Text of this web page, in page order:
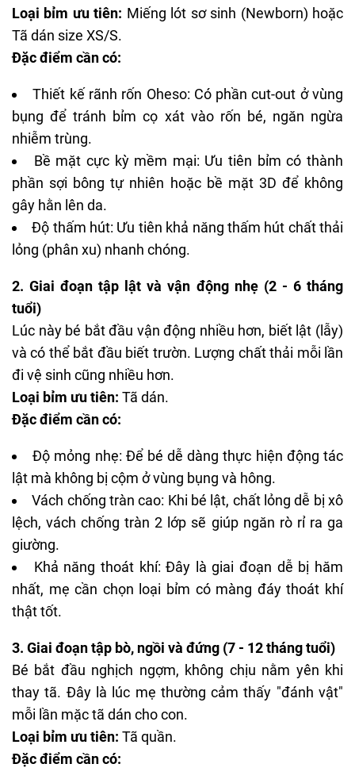
Loại bỉm ưu tiên: Miếng lót sơ sinh (Newborn) hoặc
Tã dán size XS/S.
Đặc điểm cần có:
Thiết kế rãnh rốn Oheso: Có phần cut-out ở vùng
bụng để tránh bỉm cọ xát vào rốn bé, ngăn ngừa
nhiễm trùng.
Bề mặt cực kỳ mềm mại: Ưu tiên bỉm có thành
phần sợi bông tự nhiên hoặc bề mặt 3D để không
gây hằn lên da.
Độ thấm hút: Ưu tiên khả năng thấm hút chất thải
lỏng (phân xu) nhanh chóng.
2. Giai đoạn tập lật và vận động nhẹ (2 - 6 tháng
tuổi)
Lúc này bé bắt đầu vận động nhiều hơn, biết lật (lẫy)
và có thể bắt đầu biết trườn. Lượng chất thải mỗi lần
đi vệ sinh cũng nhiều hơn.
Loại bỉm ưu tiên: Tã dán.
Đặc điểm cần có:
Độ mỏng nhẹ: Để bé dễ dàng thực hiện động tác
lật mà không bị cộm ở vùng bụng và hông.
Vách chống tràn cao: Khi bé lật, chất lỏng dễ bị xô
lệch, vách chống tràn 2 lớp sẽ giúp ngăn rò rỉ ra ga
giường.
Khả năng thoát khí: Đây là giai đoạn dễ bị hăm
nhất, mẹ cần chọn loại bỉm có màng đáy thoát khí
thật tốt.
3. Giai đoạn tập bò, ngồi và đứng (7 - 12 tháng tuổi)
Bé bắt đầu nghịch ngợm, không chịu nằm yên khi
thay tã. Đây là lúc mẹ thường cảm thấy "đánh vật"
mỗi lần mặc tã dán cho con.
Loại bỉm ưu tiên: Tã quần.
Đặc điểm cần có: